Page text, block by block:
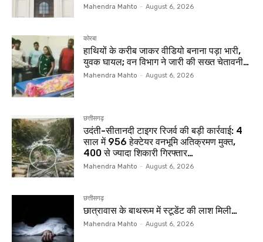
Mahendra Mahto - August 6, 2026
कोरबा
हाथियों के करीब जाकर वीडियो बनाना पड़ा भारी,
युवक घायल; वन विभाग ने जारी की सख्त चेतावनी…
Mahendra Mahto - August 6, 2026
छत्तीसगढ़
उदंती-सीतानदी टाइगर रिजर्व की बड़ी कार्रवाई: 4
साल में 956 हेक्टेयर वनभूमि अतिक्रमण मुक्त,
400 से ज्यादा शिकारी गिरफ्तार…
Mahendra Mahto - August 6, 2026
छत्तीसगढ़
छात्रावास के बाथरूम में स्टूडेंट की लाश मिली…
Mahendra Mahto - August 6, 2026